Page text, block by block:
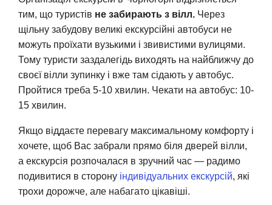
тим, що туристів не забирають з вілл. Через
щільну забудову великі екскурсійні автобуси не
можуть проїхати вузькими і звивистими вулицями.
Тому туристи заздалегідь виходять на найближчу до
своєї вілли зупинку і вже там сідають у автобус.
Пройтися треба 5-10 хвилин. Чекати на автобус: 10-
15 хвилин.
Якщо віддаєте перевагу максимальному комфорту і
хочете, щоб Вас забрали прямо біля дверей вілли,
а екскурсія розпочалася в зручний час — радимо
подивитися в сторону індивідуальних екскурсій, які
трохи дорожче, але набагато цікавіші.